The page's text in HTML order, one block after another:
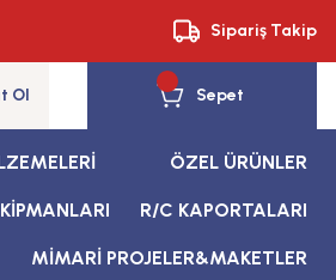
Sipariş Takip
Ol Sepet
ÖZEL ÜRÜNLER
R/C KAPORTALARI
MİMARİ PROJELER&MAKETLER